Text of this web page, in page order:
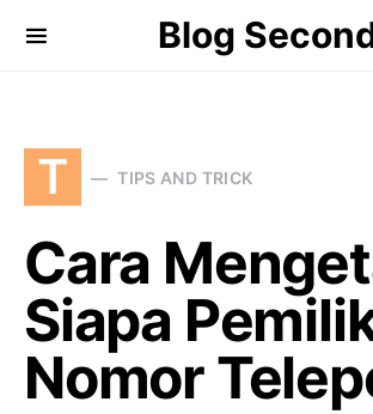
Blog
T TIPS AND TRICK
Cara
Siapa
Nomor